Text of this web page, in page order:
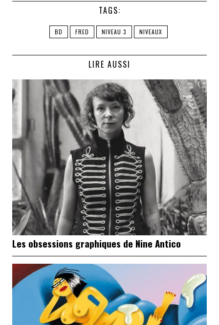
TAGS:
BD FRED NIVEAU 3 NIVEAUX
LIRE AUSSI
Les obsessions graphiques de Nine Antico